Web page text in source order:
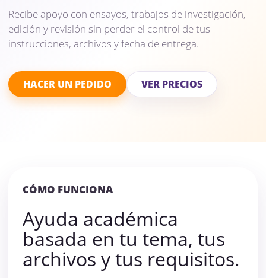
Recibe apoyo con ensayos, trabajos de investigación,
edición y revisión sin perder el control de tus
instrucciones, archivos y fecha de entrega.
HACER UN PEDIDO VER PRECIOS
CÓMO FUNCIONA
Ayuda académica
basada en tu tema, tus
archivos y tus requisitos.